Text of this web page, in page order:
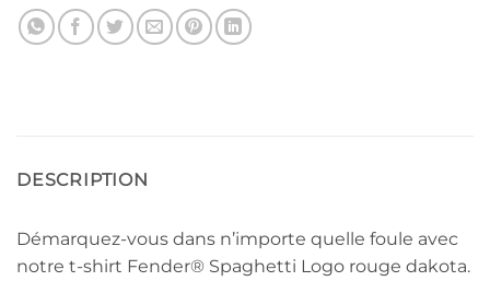
DESCRIPTION
Démarquez-vous dans n’importe quelle foule avec
notre t-shirt Fender® Spaghetti Logo rouge dakota.